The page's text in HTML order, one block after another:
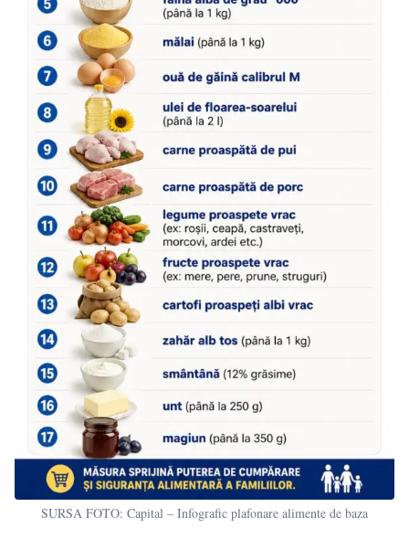
SURSA FOTO: Capital – Infografic plafonare alimente de baza